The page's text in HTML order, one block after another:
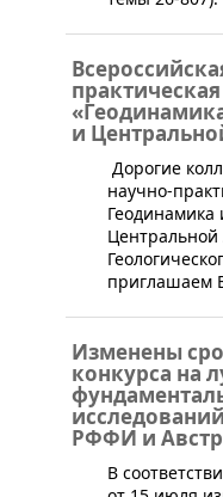
и
Дорогие
научно-
приглашаем
Изменены
конкурса на
РФФИ и
​​​В